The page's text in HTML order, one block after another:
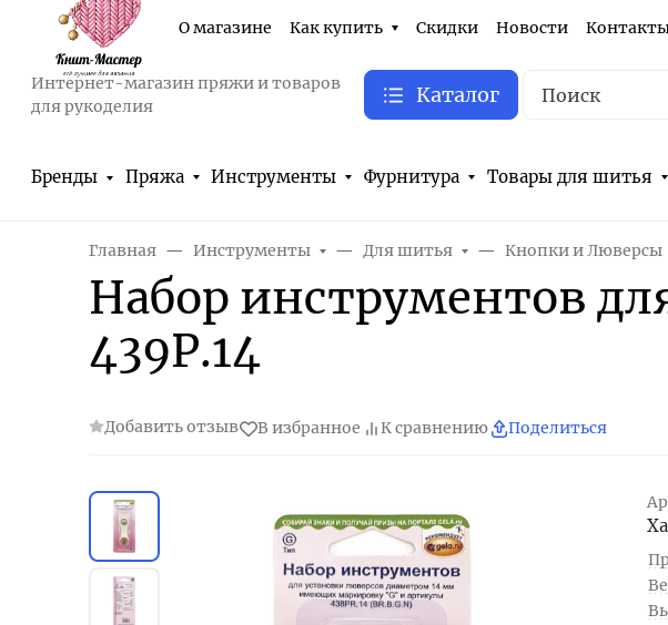
О магазине Как купить Скидки Новости
Интернет-магазин пряжи и товаров
для рукоделия
Каталог
Бренды Пряжа Инструменты Фурнитура Товары для шитья
Главная Инструменты Для шитья Кнопки и Люверсы
Набор инструментов
439P.14
Добавить отзыв В избранное К сравнению Поделиться